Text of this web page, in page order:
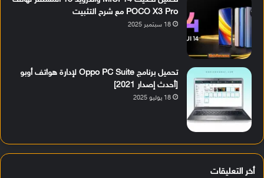
POCO X3 Pro مع شرح التثبيت
18 سبتمبر 2025
تحميل برنامج Oppo PC Suite لإدارة هواتف أوبو
[أحدث إصدار 2021]
18 يوليو 2025
أخر التعليقات